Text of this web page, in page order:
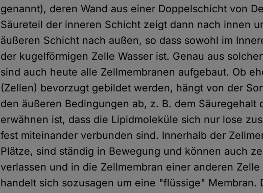
genannt), deren Wand aus einer Doppelschicht von
Säureteil der inneren Schicht zeigt dann nach innen
äußeren Schicht nach außen, so dass sowohl im
der kugelförmigen Zelle Wasser ist. Genau aus
sind auch heute alle Zellmembranen aufgebaut. Ob
(Zellen) bevorzugt gebildet werden, hängt von der
den äußeren Bedingungen ab, z. B. dem Säuregehalt
erwähnen ist, dass die Lipidmoleküle sich nur lose
fest miteinander verbunden sind. Innerhalb der
Plätze, sind ständig in Bewegung und können auch
verlassen und in die Zellmembran einer anderen
handelt sich sozusagen um eine "flüssige" Membran.